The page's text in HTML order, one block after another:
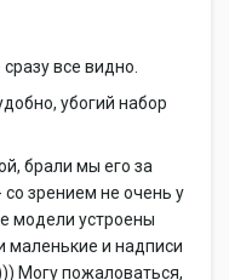
все видно.
убогий набор
брали мы его за
зрением не очень у
модели устроены
маленькие и надписи
Могу пожаловаться,